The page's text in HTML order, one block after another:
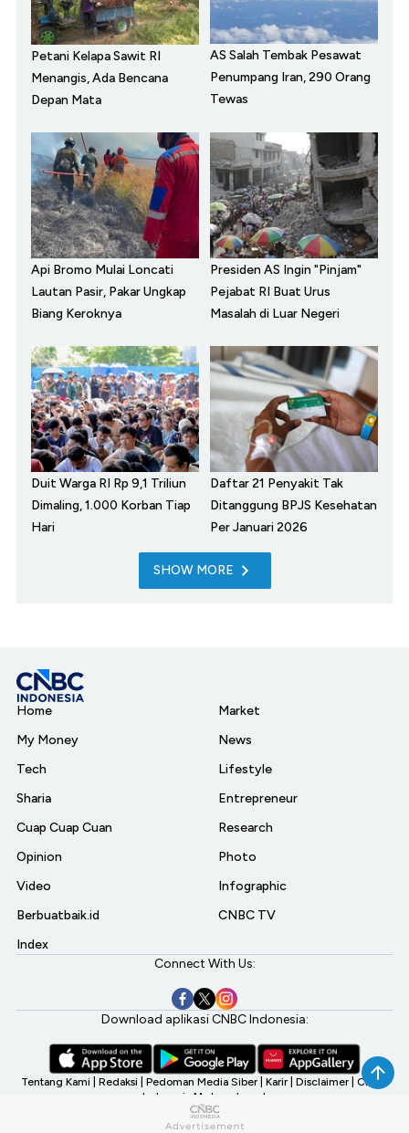
Petani Kelapa Sawit RI
Menangis, Ada Bencana
Depan Mata
AS Salah Tembak Pesawat
Penumpang Iran, 290 Orang
Tewas
Api Bromo Mulai Loncati
Lautan Pasir, Pakar Ungkap
Biang Keroknya
Presiden AS Ingin "Pinjam"
Pejabat RI Buat Urus
Masalah di Luar Negeri
Duit Warga RI Rp 9,1 Triliun
Dimaling, 1.000 Korban Tiap
Hari
Daftar 21 Penyakit Tak
Ditanggung BPJS Kesehatan
Per Januari 2026
SHOW MORE
Home
My Money
Tech
Sharia
Cuap Cuap Cuan
Opinion
Video
Berbuatbaik.id
Index
Market
News
Lifestyle
Entrepreneur
Research
Photo
Infographic
CNBC TV
Connect With Us:
Download aplikasi CNBC Indonesia:
Tentang Kami Redaksi Pedoman Media Siber Karir Disclaimer CNBC
Indonesia My Investment
©2026 CNBC Indonesia, A Transmedia Company